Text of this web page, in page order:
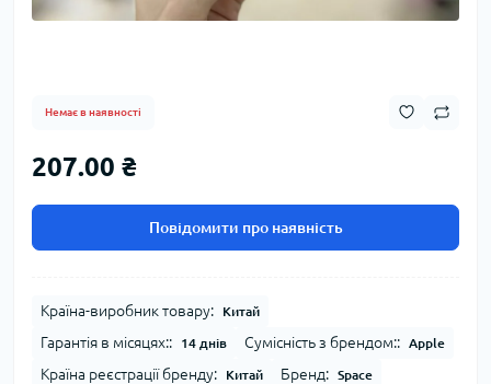
Немає в наявності
207.00 ₴
Повідомити про наявність
Країна-виробник товару: Китай
Гарантія в місяцях:: 14 днів Сумісність з брендом:: Apple
Країна реєстрації бренду: Китай Бренд: Space